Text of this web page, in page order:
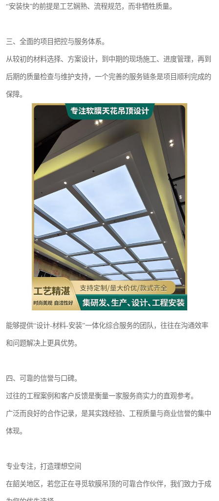
“安装快”的前提是工艺娴熟、流程规范，而非牺牲质量。
三、全面的项目把控与服务体系。
从较初的材料选择、方案设计，到中期的现场施工、进度管理，再到
后期的质量检查与维护支持，一个完善的服务链条是项目顺利完成的
保障。
能够提供“设计-材料-安装”一体化综合服务的团队，往往在沟通效率
和问题解决上更具优势。
四、可靠的信誉与口碑。
过往的工程案例和客户反馈是衡量一家服务商实力的直观参考。
广泛而良好的合作记录，是其实践经验、工程质量与商业信誉的集中
体现。
专业专注，打造理想空间
在韶关地区，若您正在寻觅软膜吊顶的可靠合作伙伴，我们致力于成